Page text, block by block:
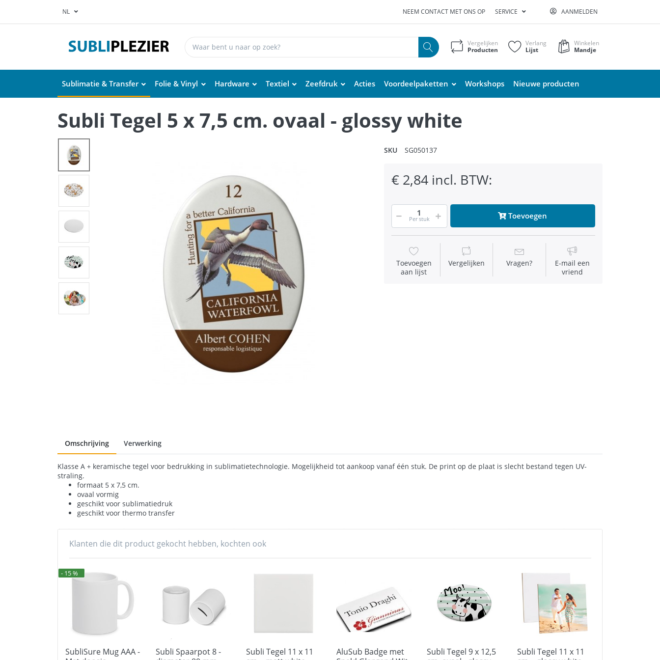
NL NEEM CONTACT MET ONS OP SERVICE AANMELDEN
Vergelijken
Producten
Verlang
Lijst
Winkelen
Mandje
Sublimatie & Transfer Folie & Vinyl Hardware Textiel Zeefdruk Acties Voordeelpaketten Workshops Nieuwe producten
Subli Tegel 5 x 7,5 cm. ovaal - glossy white
SKU SG050137
€ 2,84 incl. BTW:
Per stuk Toevoegen
Toevoegen
aan lijst
Vergelijken Vragen?
E-mail een
vriend
Omschrijving Verwerking
Klasse A + keramische tegel voor bedrukking in sublimatietechnologie. Mogelijkheid tot aankoop vanaf één stuk. De print op de plaat is slecht bestand tegen UV-
straling.
formaat 5 x 7,5 cm.
ovaal vormig
geschikt voor sublimatiedruk
geschikt voor thermo transfer
Klanten die dit product gekocht hebben, kochten ook
- 15 %
SubliSure Mug AAA -
Subli Spaarpot 8 -
Subli Tegel 11 x 11
AluSub Badge met
Subli Tegel 9 x 12,5
Subli Tegel 11 x 11